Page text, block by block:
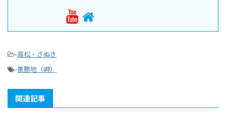
-高松・さぬき
-景勝地（岬）
関連記事